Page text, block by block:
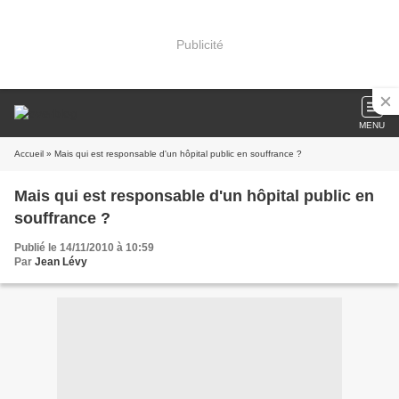
Publicité
MENU
Accueil » Mais qui est responsable d'un hôpital public en souffrance ?
Mais qui est responsable d'un hôpital public en
souffrance ?
Publié le 14/11/2010 à 10:59
Par Jean Lévy